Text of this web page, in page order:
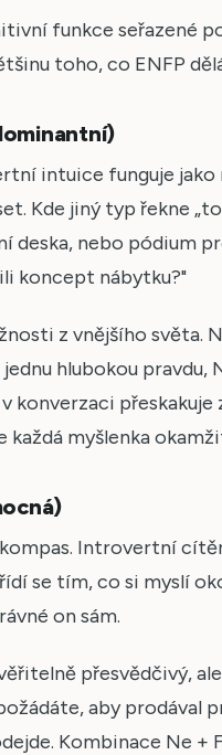
funkce seřazené
toho, co ENFP
intuice funguje
Kde jiný typ řekne
deska, nebo pódium
koncept nábytku?"
z vnějšího
hlubokou pravdu,
konverzaci
každá myšlenka
Introvertní
se tím, co si myslí
on sám.
přesvědčivý,
aby prodával
Kombinace Ne +